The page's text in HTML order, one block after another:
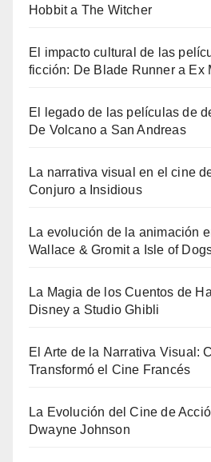
Hobbit a The Witcher
El impacto cultural de las
ficción: De Blade Runner a Ex
El legado de las películas de
De Volcano a San Andreas
La narrativa visual en el cine
Conjuro a Insidious
La evolución de la animación
Wallace & Gromit a Isle of
La Magia de los Cuentos de
Disney a Studio Ghibli
El Arte de la Narrativa Visual:
Transformó el Cine Francés
La Evolución del Cine de
Dwayne Johnson